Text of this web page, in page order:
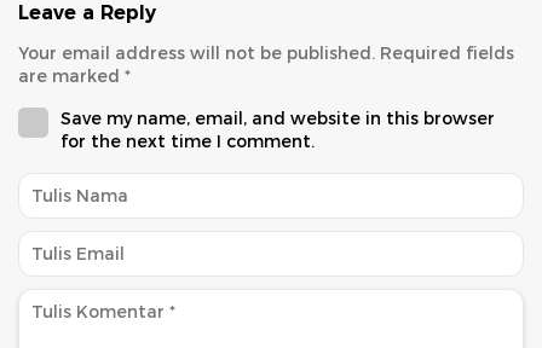
Leave a Reply
Your email address will not be published. Required fields
are marked *
Save my name, email, and website in this browser
for the next time I comment.